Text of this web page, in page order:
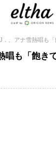
．、アナ雪熱唱も
唱も「飽き